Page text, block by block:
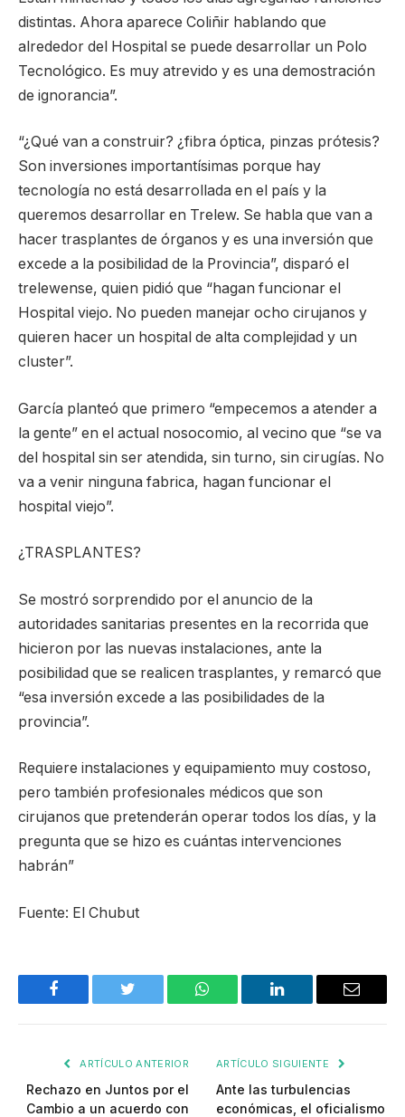
distintas. Ahora aparece Coliñir hablando que
alrededor del Hospital se puede desarrollar un Polo
Tecnológico. Es muy atrevido y es una demostración
de ignorancia”.
“¿Qué van a construir? ¿fibra óptica, pinzas prótesis?
Son inversiones importantísimas porque hay
tecnología no está desarrollada en el país y la
queremos desarrollar en Trelew. Se habla que van a
hacer trasplantes de órganos y es una inversión que
excede a la posibilidad de la Provincia”, disparó el
trelewense, quien pidió que “hagan funcionar el
Hospital viejo. No pueden manejar ocho cirujanos y
quieren hacer un hospital de alta complejidad y un
cluster”.
García planteó que primero “empecemos a atender a
la gente” en el actual nosocomio, al vecino que “se va
del hospital sin ser atendida, sin turno, sin cirugías. No
va a venir ninguna fabrica, hagan funcionar el
hospital viejo”.
¿TRASPLANTES?
Se mostró sorprendido por el anuncio de la
autoridades sanitarias presentes en la recorrida que
hicieron por las nuevas instalaciones, ante la
posibilidad que se realicen trasplantes, y remarcó que
“esa inversión excede a las posibilidades de la
provincia”.
Requiere instalaciones y equipamiento muy costoso,
pero también profesionales médicos que son
cirujanos que pretenderán operar todos los días, y la
pregunta que se hizo es cuántas intervenciones
habrán”
Fuente: El Chubut
Facebook Twitter WhatsApp LinkedIn Email
ARTÍCULO ANTERIOR
Rechazo en Juntos por el
Cambio a un acuerdo con
ARTÍCULO SIGUIENTE
Ante las turbulencias
económicas, el oficialismo